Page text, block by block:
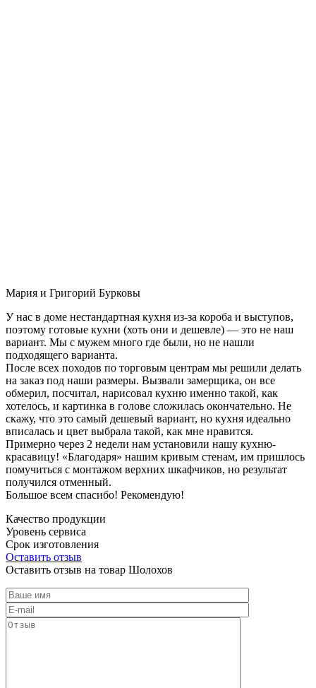
Мария и Григорий Бурковы
У нас в доме нестандартная кухня из-за короба и выступов,
поэтому готовые кухни (хоть они и дешевле) — это не наш
вариант. Мы с мужем много где были, но не нашли
подходящего варианта.
После всех походов по торговым центрам мы решили делать
на заказ под наши размеры. Вызвали замерщика, он все
обмерил, посчитал, нарисовал кухню именно такой, как
хотелось, и картинка в голове сложилась окончательно. Не
скажу, что это самый дешевый вариант, но кухня идеально
вписалась и цвет выбрала такой, как мне нравится.
Примерно через 2 недели нам установили нашу кухню-
красавицу! «Благодаря» нашим кривым стенам, им пришлось
помучиться с монтажом верхних шкафчиков, но результат
получился отменный.
Большое всем спасибо! Рекомендую!
Качество продукции
Уровень сервиса
Срок изготовления
Оставить отзыв
Оставить отзыв на товар Шолохов